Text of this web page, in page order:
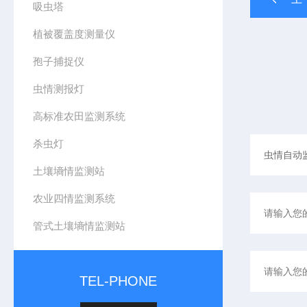
吸虫塔
植被覆盖度测量仪
孢子捕捉仪
虫情测报灯
高标准农田监测系统
杀虫灯
土壤墒情监测站
农业四情监测系统
管式土壤墒情监测站
TEL-PHONE